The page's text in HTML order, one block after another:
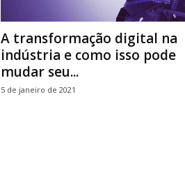
A transformação digital na
indústria e como isso pode
mudar seu...
5 de janeiro de 2021